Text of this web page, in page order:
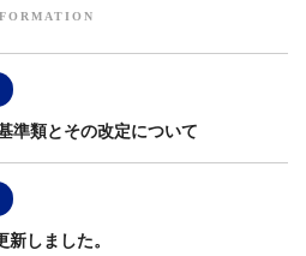
準類とその改定について
新しました。